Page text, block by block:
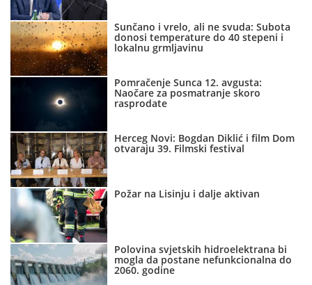
Sunčano i vrelo, ali ne svuda: Subota
donosi temperature do 40 stepeni i
lokalnu grmljavinu
Pomračenje Sunca 12. avgusta:
Naočare za posmatranje skoro
rasprodate
Herceg Novi: Bogdan Diklić i film Dom
otvaraju 39. Filmski festival
Požar na Lisinju i dalje aktivan
Polovina svjetskih hidroelektrana bi
mogla da postane nefunkcionalna do
2060. godine